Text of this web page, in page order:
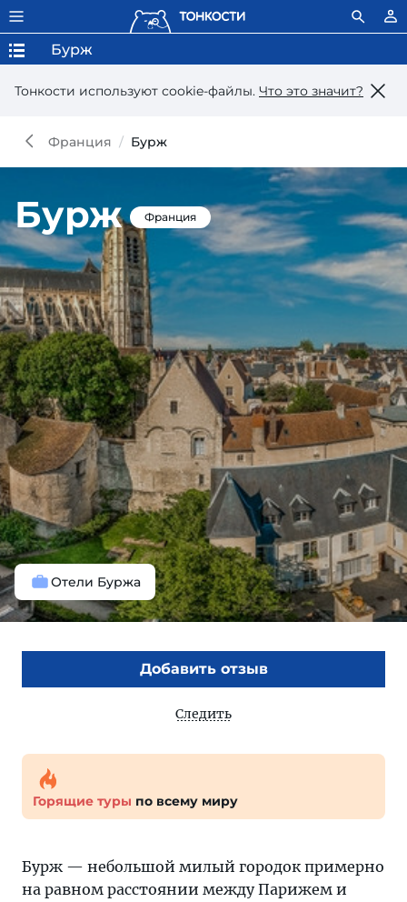
Тонкости используют сookie-файлы. Что это значит?
Бурж
Франция Бурж
Бурж Франция
Отели Буржа
Добавить отзыв
Следить
Горящие туры по всему миру
Бурж — небольшой милый городок примерно
на равном расстоянии между Парижем и